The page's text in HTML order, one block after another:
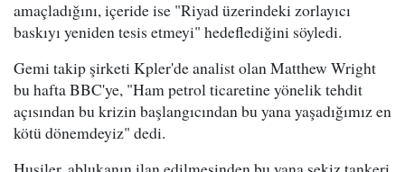
amaçladığını, içeride ise "Riyad üzerindeki zorlayıcı
baskıyı yeniden tesis etmeyi" hedeflediğini söyledi.
Gemi takip şirketi Kpler'de analist olan Matthew Wright
bu hafta BBC'ye, "Ham petrol ticaretine yönelik tehdit
açısından bu krizin başlangıcından bu yana yaşadığımız en
kötü dönemdeyiz" dedi.